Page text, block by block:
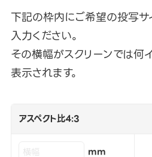
下記の枠内にご希望の投写サ
入力ください。
その横幅がスクリーンでは何
表示されます。
アスペクト比4:3
mm